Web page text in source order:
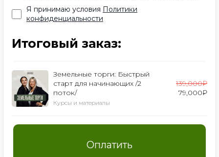
Я принимаю условия Политики
конфиденциальности
Итоговый заказ:
Земельные торги: Быстрый
старт для начинающих /2
поток/
Курсы и материалы
139,000₽
79,000₽
Оплатить